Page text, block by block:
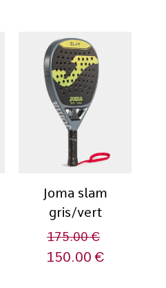
Joma slam
gris/vert
175.00€
150.00€